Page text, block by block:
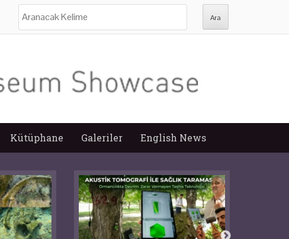
Kütüphane Galeriler English News